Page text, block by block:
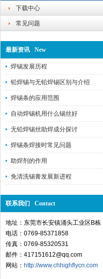
下载中心
常见问题
最新资讯 New
焊锡发展历程
铅焊锡与无铅焊锡区别与介绍
焊锡条的应用范围
自动焊锡机用什么锡丝好
无铅焊锡丝助焊成分探讨
焊锡条焊接时常见问题
助焊剂的作用
免清洗锡膏发展新进程
联系我们 Contact
地址：东莞市长安镇涌头工业区B栋
电话：0769-85371858
传真：0769-85320531
邮件：417151612@qq.com
网站： http://www.chhighflycn.com